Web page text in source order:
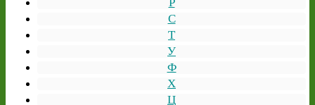
С
Т
У
Ф
Х
Ц